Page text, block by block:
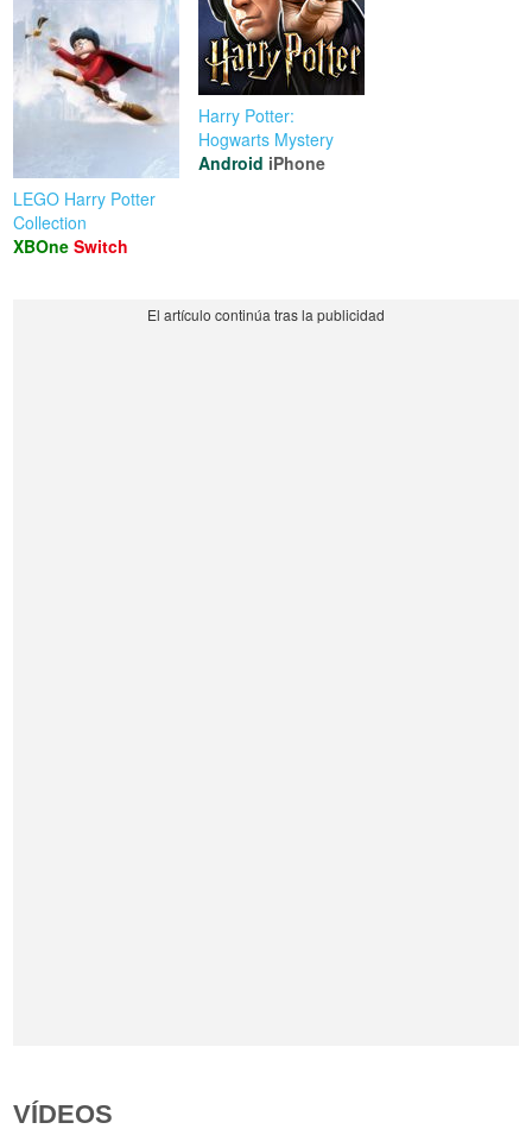
LEGO Harry Potter
Collection
XBOne Switch
Harry Potter:
Hogwarts Mystery
Android iPhone
VÍDEOS